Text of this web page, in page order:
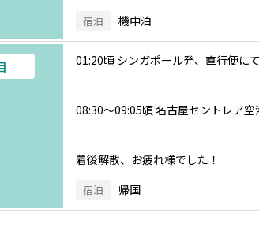
宿泊 機中泊
01:20頃 シンガポール発、直行便に
08:30～09:05頃 名古屋セントレア空
着後解散、お疲れ様でした！
宿泊 帰国